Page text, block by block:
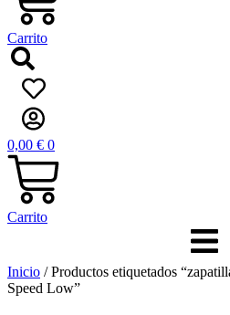
Carrito
0,00 € 0
Carrito
Inicio / Productos etiquetados
Speed Low”